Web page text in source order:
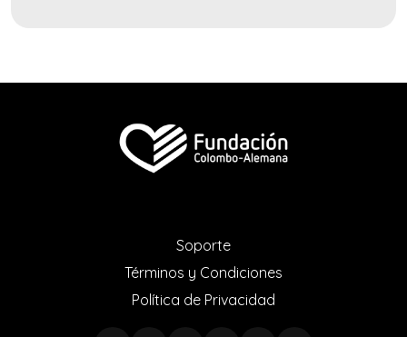
Soporte
Términos y Condiciones
Política de Privacidad